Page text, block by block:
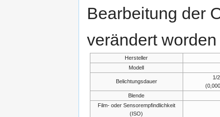
Bearbeitung der
verändert
Hersteller
Modell
Belichtungsdauer
1/
Blende
Film- oder Sensorempfindlichkeit
(ISO)